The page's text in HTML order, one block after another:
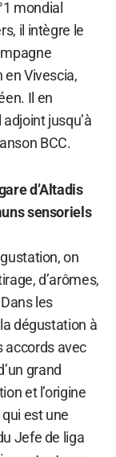
mondial
il intègre le
en Vivescia,
Il en
jusqu’à
BCC.
d’Altadis
sensoriels
on
d’arômes,
les
dégustation à
accords avec
grand
et l’origine
est une
Jefe de liga